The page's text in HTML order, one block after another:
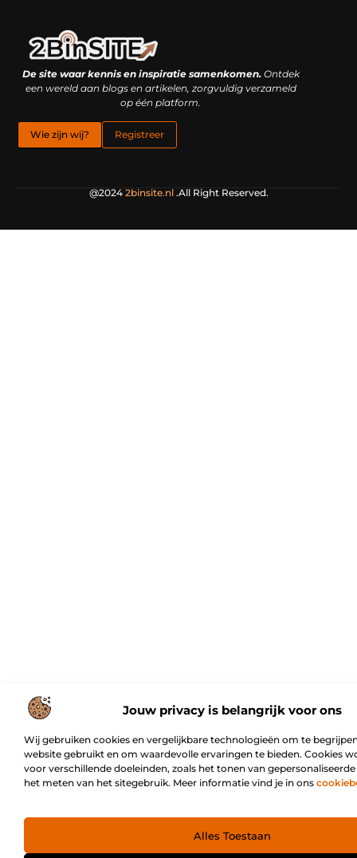
Jouw privacy is belangrijk voor ons
Wij gebruiken cookies en vergelijkbare technologieën om te
website gebruikt en om waardevolle ervaringen te bieden. Cookies
voor verschillende doeleinden, zoals het tonen van
het meten van het sitegebruik. Meer informatie vind je in ons
Alles Toestaan
De site waar kennis en inspiratie samenkomen.Ontdek
een wereld aan blogs en artikelen, zorgvuldig verzameld
op één platform.
Wie zijn wij? Registreer
@2024 2binsite.nl.All Right Reserved.